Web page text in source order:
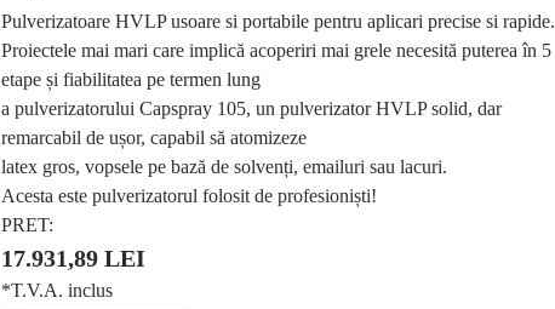
Pulverizatoare HVLP usoare si portabile pentru aplicari precise si rapide.
Proiectele mai mari care implică acoperiri mai grele necesită puterea în 5
etape și fiabilitatea pe termen lung
a pulverizatorului Capspray 105, un pulverizator HVLP solid, dar
remarcabil de ușor, capabil să atomizeze
latex gros, vopsele pe bază de solvenți, emailuri sau lacuri.
Acesta este pulverizatorul folosit de profesioniști!
PRET:
17.931,89 LEI
*T.V.A. inclus